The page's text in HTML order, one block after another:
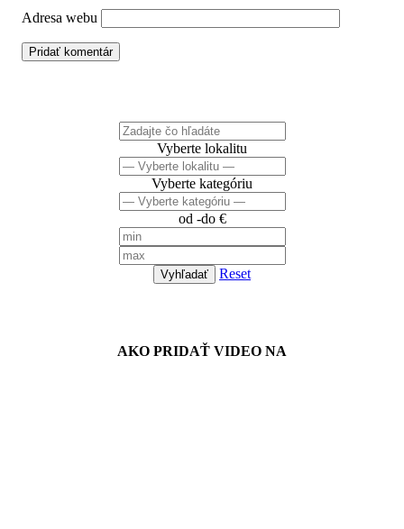
Adresa webu
Vyberte lokalitu
Vyberte kategóriu
od -do €
Vyhľadať Reset
AKO PRIDAŤ VIDEO NA